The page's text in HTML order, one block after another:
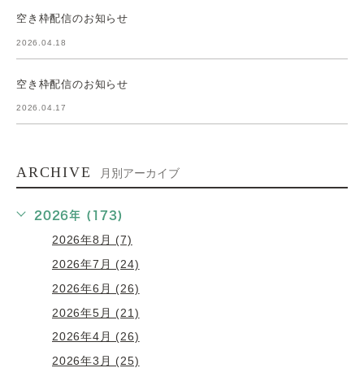
空き枠配信のお知らせ
2026.04.18
空き枠配信のお知らせ
2026.04.17
ARCHIVE 月別アーカイブ
2026年 (173)
2026年8月 (7)
2026年7月 (24)
2026年6月 (26)
2026年5月 (21)
2026年4月 (26)
2026年3月 (25)